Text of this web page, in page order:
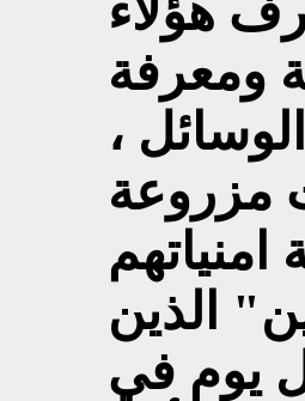
هؤلاء
ومعرفة
،
مزروعة
الذين
يوم في